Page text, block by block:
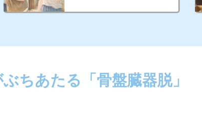
ちあたる「骨盤臓器脱」